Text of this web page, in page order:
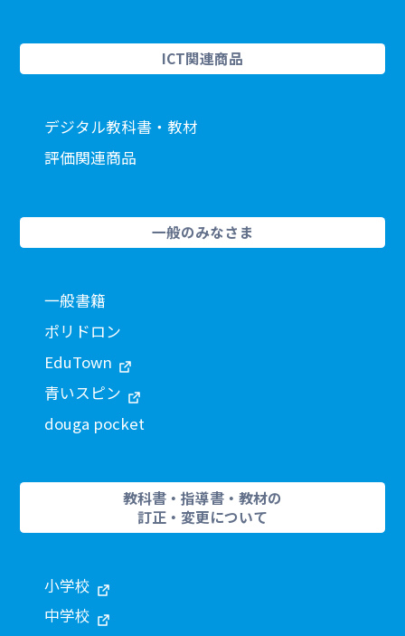
ICT関連商品
デジタル教科書・教材
評価関連商品
一般のみなさま
一般書籍
ポリドロン
EduTown
青いスピン
douga pocket
教科書・指導書・教材の
訂正・変更について
小学校
中学校